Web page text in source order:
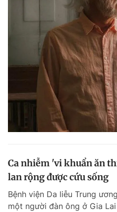
Ca nhiễm 'vi khuẩn ăn
lan rộng được cứu sống
Bệnh viện Da liễu Trung
một người đàn ông ở Gia